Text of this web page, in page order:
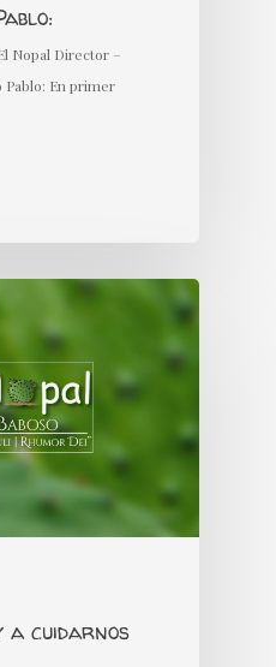
Nopal Director –
Pablo: En primer
a cuidarnos